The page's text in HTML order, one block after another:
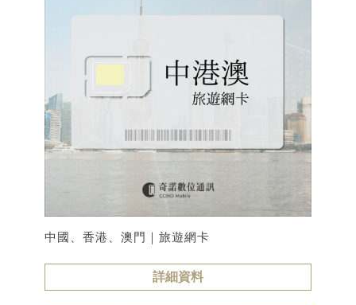
中國、香港、澳門｜旅遊網卡
詳細資料